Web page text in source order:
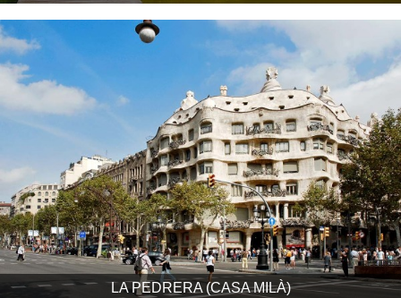
LA PEDRERA (CASA MILÀ)